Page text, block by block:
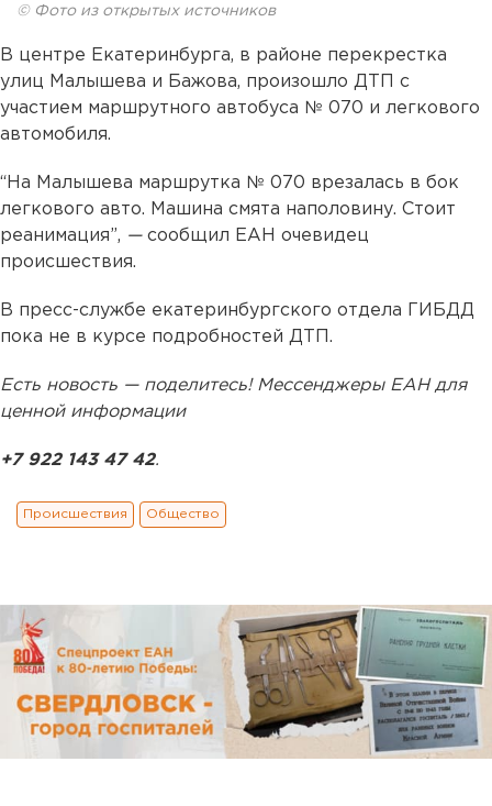
© Фото из открытых источников
В центре Екатеринбурга, в районе перекрестка
улиц Малышева и Бажова, произошло ДТП с
участием маршрутного автобуса № 070 и легкового
автомобиля.
“На Малышева маршрутка № 070 врезалась в бок
легкового авто. Машина смята наполовину. Стоит
реанимация”, —сообщил ЕАН очевидец
происшествия.
В пресс-службе екатеринбургского отдела ГИБДД
пока не в курсе подробностей ДТП.
Есть новость — поделитесь! Мессенджеры ЕАН для
ценной информации
+7 922 143 47 42.
Происшествия Общество